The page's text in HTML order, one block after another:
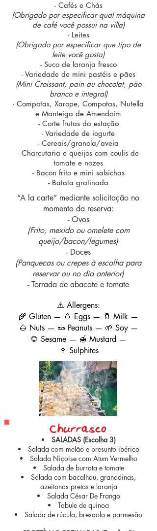
- Cafés e Chás
(Obrigado por especificar qual máquina
de café você possui na villa)
- Leites
(Obrigado por especificar que tipo de
leite você gosta)
- Suco de laranja fresco
- Variedade de mini pastéis e pães
(Mini Croissant, pain au chocolat, pão
branco e integral)
- Compotas, Xarope, Compotas, Nutella
e Manteiga de Amendoim
- Corte frutas da estação
- Variedade de iogurte
- Cereais/granola/aveia
- Charcutaria e queijos com coulis de
tomate e nozes
- Bacon frito e mini salsichas
- Batata gratinada
“A la carte” mediante solicitação no
momento da reserva:
- Ovos
(Frito, mexido ou omelete com
queijo/bacon/legumes)
- Doces
(Panquecas ou crepes à escolha para
reservar ou no dia anterior)
- Torrada de abacate e tomate
⚠️ Allergens:
🌾 Gluten — 🥚 Eggs — 🥛 Milk —
🌰 Nuts — 🥜 Peanuts — 🌱 Soy —
🌻 Sesame — 🍯 Mustard —
🍷 Sulphites
Churrasc0
SALADAS (Escolha 3)
Salada com melão e presunto ibérico
Salada Niçoise com Atum Vermelho
Salada de burrata e tomate
Salada com bacalhau, granadinas,
azeitonas pretas e laranja
Salada César De Frango
Tabule de quinoa
Salada de rúcula, bresaola e parmesão